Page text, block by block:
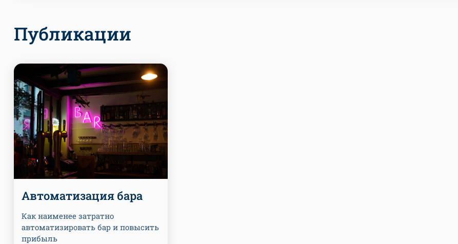
Публикации
Автоматизация бара
Как наименее затратно
автоматизировать бар и повысить
прибыль